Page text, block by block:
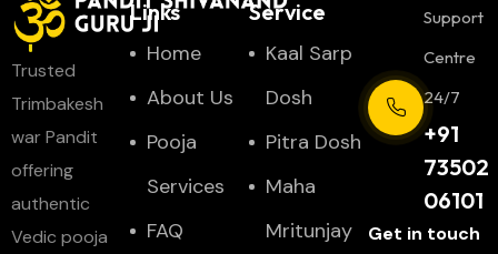
Trusted
Trimbakesh
war Pandit
offering
authentic
Vedic pooja
Links
Home
About Us
Pooja
Services
FAQ
Service
Kaal Sarp
Dosh
Pitra Dosh
Maha
Mritunjay
Support
Centre
24/7
+91
73502
06101
Get in touch